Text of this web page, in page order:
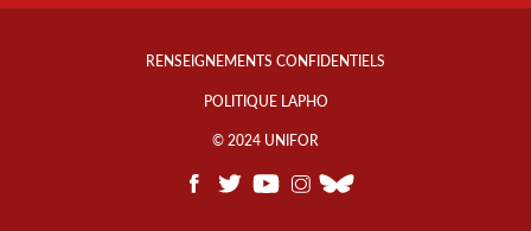
Footer
RENSEIGNEMENTS CONFIDENTIELS
POLITIQUE LAPHO
© 2024 UNIFOR